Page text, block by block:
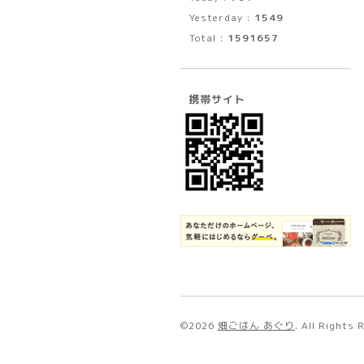
Yesterday : 1549
Total : 1591657
携帯サイト
©2026 畑ごはん あぐり . All Rights